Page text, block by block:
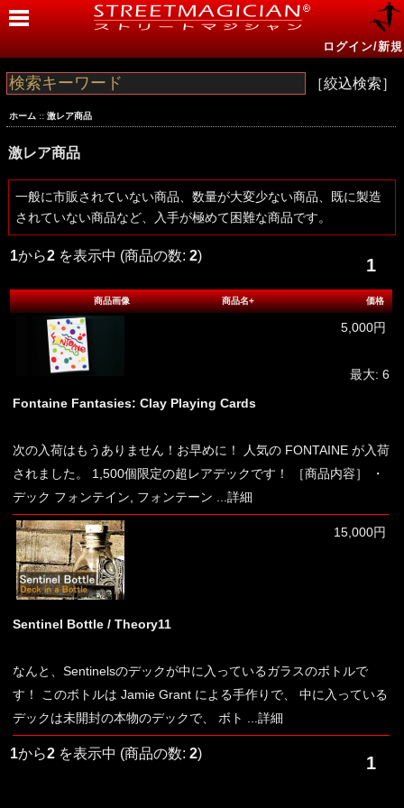
ログイン/新規
［絞込検索］
ホーム :: 激レア商品
激レア商品
一般に市販されていない商品、数量が大変少ない商品、既に製造
されていない商品など、入手が極めて困難な商品です。
1から2 を表示中 (商品の数: 2) 1
商品画像 商品名+ 価格
5,000円
最大: 6
Fontaine Fantasies: Clay Playing Cards
次の入荷はもうありません！お早めに！ 人気の FONTAINE が入荷
されました。 1,500個限定の超レアデックです！ ［商品内容］ ・
デック フォンテイン, フォンテーン ...詳細
15,000円
Sentinel Bottle / Theory11
なんと、Sentinelsのデックが中に入っているガラスのボトルで
す！ このボトルは Jamie Grant による手作りで、 中に入っている
デックは未開封の本物のデックで、 ボト
...詳細
1から2 を表示中 (商品の数: 2) 1